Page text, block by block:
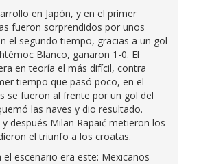
en Japón, y en el primer
fueron sorprendidos por unos
el segundo tiempo, gracias a un gol
Blanco, ganaron 1-0. El
en teoría el más difícil, contra
tiempo que pasó poco, en el
se fueron al frente por un gol del
las naves y dio resultado.
después Milan Rapaić metieron los
el triunfo a los croatas.
el escenario era este: Mexicanos